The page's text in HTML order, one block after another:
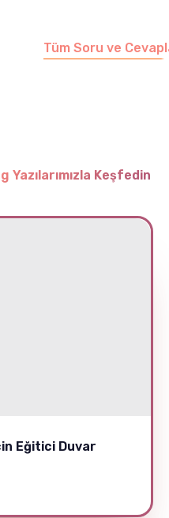
Tüm Soru ve
Yazılarımızla Keşfedin
Eğitici Duvar